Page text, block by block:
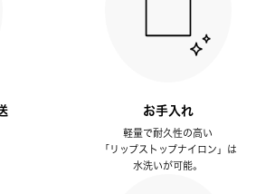
お手入れ
軽量で耐久性の高い
「リップストップナイロン」は
水洗いが可能。